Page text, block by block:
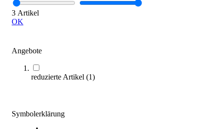
3 Artikel
OK
Angebote
reduzierte Artikel (1)
Symbolerklärung
Volley® Soft Saucer Wurfscheibe
Zum Produkt
Sofort lieferbar